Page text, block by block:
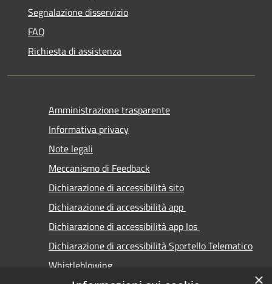
Segnalazione disservizio
FAQ
Richiesta di assistenza
Amministrazione trasparente
Informativa privacy
Note legali
Meccanismo di Feedback
Dichiarazione di accessibilità sito
Dichiarazione di accessibilità app
Dichiarazione di accessibilità app Ios
Dichiarazione di accessibilità Sportello Telematico
Whistleblowing
×